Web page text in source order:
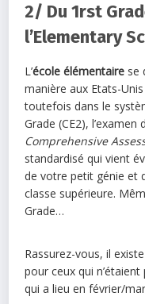
2/ Du 1rst
l’Elementary
L’école élémentaire se
manière aux Etats-
toutefois dans le
Grade (CE2), l’examen
Comprehensive
standardisé qui vient
de votre petit génie et
classe supérieure.
Grade…
Rassurez-vous, il
pour ceux qui
qui a lieu en février/